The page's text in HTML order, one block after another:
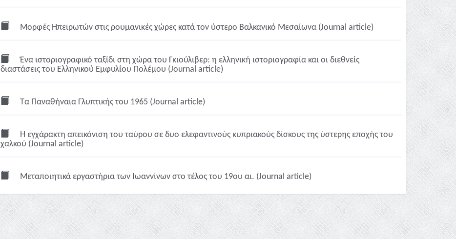
Μορφές Ηπειρωτών στις ρουμανικές χώρες κατά τον ύστερο Βαλκανικό Μεσαίωνα (Journal article)
Ένα ιστοριογραφικό ταξίδι στη χώρα του Γκιούλιβερ: η ελληνική ιστοριογραφία και οι διεθνείς
διαστάσεις του Ελληνικού Εμφυλίου Πολέμου (Journal article)
Τα Παναθήναια Γλυπτικής του 1965 (Journal article)
Η εγχάρακτη απεικόνιση του ταύρου σε δυο ελεφαντινούς κυπριακούς δίσκους της ύστερης εποχής του
χαλκού (Journal article)
Μεταποιητικά εργαστήρια των Ιωαννίνων στο τέλος του 19ου αι. (Journal article)